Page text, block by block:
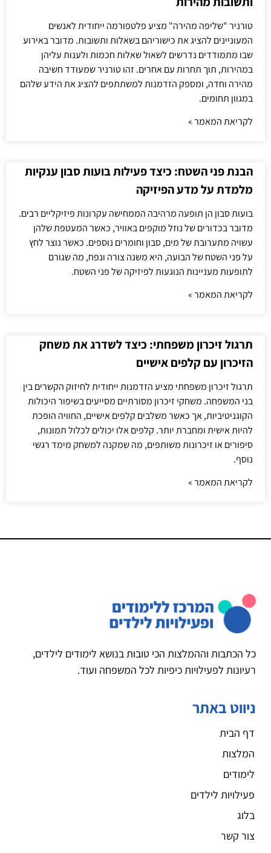
טורניר "שליפה מהירה" מציע פלטפורמה ייחודית לאנשים
המעוניינים להציג את כישוריהם בשאלות ותשובות. מדובר באירוע
שבו מתמודדים נדרשים לשאול שאלות חכמות ולענות עליהן
במהירות, תוך תחרות עם אחרים. זהו טורניר שמעודד חשיבה
מהירה וחדה, ומספק הזדמנות למשתתפים להציג את הידע שלהם
במגוון תחומים.
לקריאת המאמר »
הבנת פני השטח: כיצד פעילות בועות סבון ענקיות
מלמדת על מדע הפיזיקה
בועות סבון הן תופעה מרהיבה הממחישה עקרונות פיזיקליים רבים.
מדובר בכדורים של נוזל מוקפים באוויר, כאשר המעטפת שלהן
עשויה מתערובת של מים, סבון וחומרים נוספים. כאשר נוצר לחץ
על פני השטח של הבועה, היא משנה צורה ונפח, מה שגורם
לתופעות מעניינות הנוגעות לפיזיקה של פני השטח.
לקריאת המאמר »
תרגול זיכרון משפחתי: כיצד לשדרג את משחק
הזיכרון עם קלפים אישיים
תרגול זיכרון משפחתי מציע הזדמנות ייחודית לחיזוק הקשרים בין
בני המשפחה. משחקי זיכרון מסורתיים מסייעים בשיפור היכולות
הקוגניטיביות, אך כאשר משלבים קלפים אישיים, החוויה הופכת
להיות אישית ומחברת יותר. קלפים אלו יכולים לכלול תמונות,
סיפורים או זיכרונות משותפים, מה שמקנה למשחק מימד רגשי
נוסף.
לקריאת המאמר »
כל הכתבות וההמלצות הכי טובות בנושא לימודים לילדים,
רעיונות לפעילויות כיפיות לכל המשפחה ועוד.
ניווט באתר
דף הבית
המלצות
לימודים
פעילויות לילדים
בלוג
צור קשר